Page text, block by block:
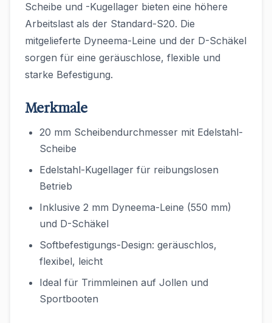
Scheibe und -Kugellager bieten eine höhere
Arbeitslast als der Standard-S20. Die
mitgelieferte Dyneema-Leine und der D-Schäkel
sorgen für eine geräuschlose, flexible und
starke Befestigung.
Merkmale
20 mm Scheibendurchmesser mit Edelstahl-
Scheibe
Edelstahl-Kugellager für reibungslosen
Betrieb
Inklusive 2 mm Dyneema-Leine (550 mm)
und D-Schäkel
Softbefestigungs-Design: geräuschlos,
flexibel, leicht
Ideal für Trimmleinen auf Jollen und
Sportbooten